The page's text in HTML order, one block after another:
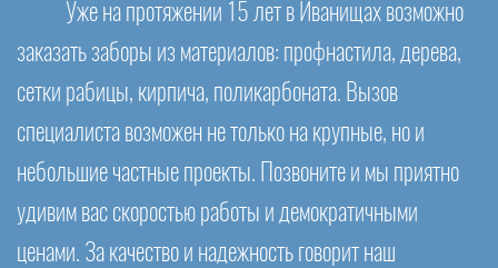
Уже на протяжении 15 лет в Иванищах возможно
заказать заборы из материалов: профнастила, дерева,
сетки рабицы, кирпича, поликарбоната. Вызов
специалиста возможен не только на крупные, но и
небольшие частные проекты. Позвоните и мы приятно
удивим вас скоростью работы и демократичными
ценами. За качество и надежность говорит наш